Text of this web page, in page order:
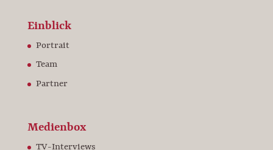
Einblick
Portrait
Team
Partner
Medienbox
TV-Interviews